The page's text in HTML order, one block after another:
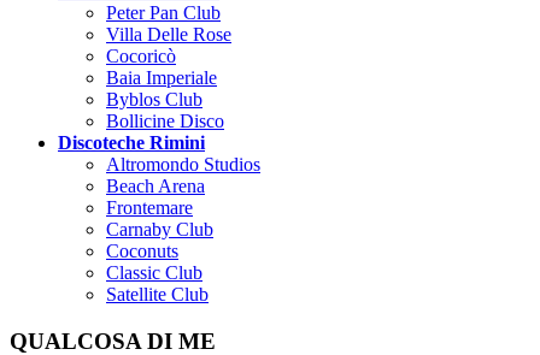
Peter Pan Club
Villa Delle Rose
Cocoricò
Baia Imperiale
Byblos Club
Bollicine Disco
Discoteche Rimini
Altromondo Studios
Beach Arena
Frontemare
Carnaby Club
Coconuts
Classic Club
Satellite Club
QUALCOSA DI ME